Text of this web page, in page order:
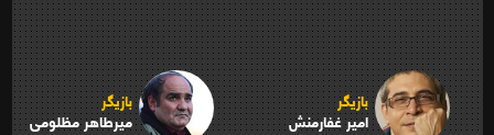
بازیگر
امیر غفارمنش
بازیگر
میرطاهر مظلومی